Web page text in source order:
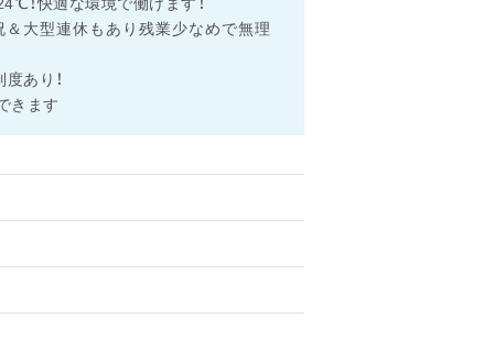
＆大型連休もあり残業少なめで無理
あり！
きます